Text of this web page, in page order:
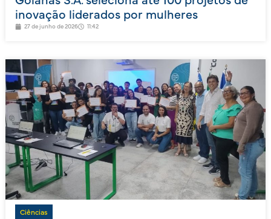
inovação liderados por mulheres
27 de junho de 2026 11:42
Ciências